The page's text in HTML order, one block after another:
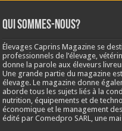
Qui sommes-nous?
Élevages Caprins Magazine se
professionnels de l’élevage,
donne la parole aux éleveurs
Une grande partie du magazine
élevage. Le magazine donne
aborde tous les sujets liés à la
nutrition, équipements et de
économique et le management
édité par Comedpro SARL, une